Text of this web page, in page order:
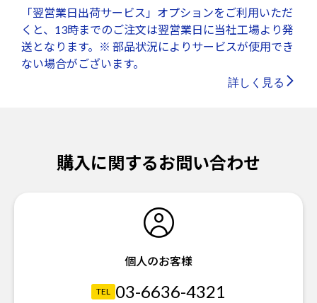
「翌営業日出荷サービス」オプションをご利用いただ
くと、13時までのご注文は翌営業日に当社工場より発
送となります。※ 部品状況によりサービスが使用でき
ない場合がございます。
詳しく見る
購入に関するお問い合わせ
個人のお客様
TEL 03-6636-4321